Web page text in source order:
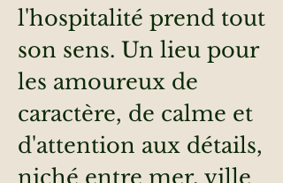
l'hospitalité prend tout
son sens. Un lieu pour
les amoureux de
caractère, de calme et
d'attention aux détails,
niché entre mer, ville